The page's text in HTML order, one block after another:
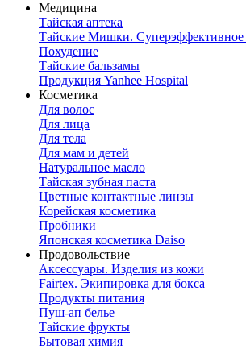
Медицина
Тайская аптека
Тайские Мишки. Суперэффективное
Похудение
Тайские бальзамы
Продукция Yanhee Hospital
Косметика
Для волос
Для лица
Для тела
Для мам и детей
Натуральное масло
Тайская зубная паста
Цветные контактные линзы
Корейская косметика
Пробники
Японская косметика Daiso
Продовольствие
Аксессуары. Изделия из кожи
Fairtex. Экипировка для бокса
Продукты питания
Пуш-ап белье
Тайские фрукты
Бытовая химия